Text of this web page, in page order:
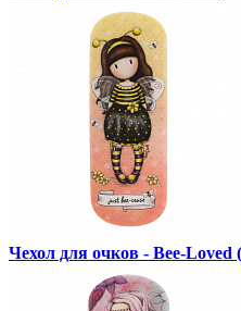
Чехол для очков - Bee-Loved